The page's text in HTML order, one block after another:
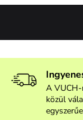
A
közül